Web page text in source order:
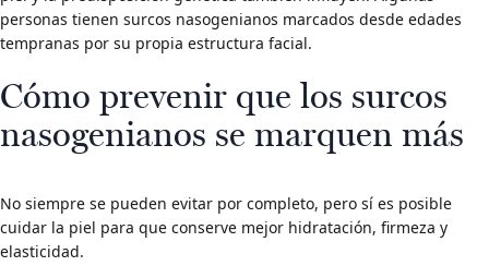
personas tienen surcos nasogenianos marcados desde edades
tempranas por su propia estructura facial.
Cómo prevenir que los surcos
nasogenianos se marquen más
No siempre se pueden evitar por completo, pero sí es posible
cuidar la piel para que conserve mejor hidratación, firmeza y
elasticidad.